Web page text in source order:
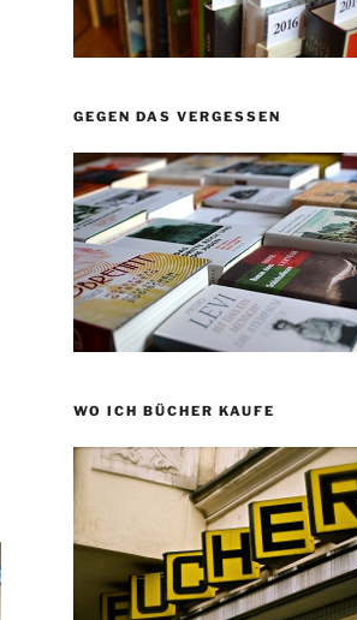
GEGEN DAS VERGESSEN
WO ICH BÜCHER KAUFE